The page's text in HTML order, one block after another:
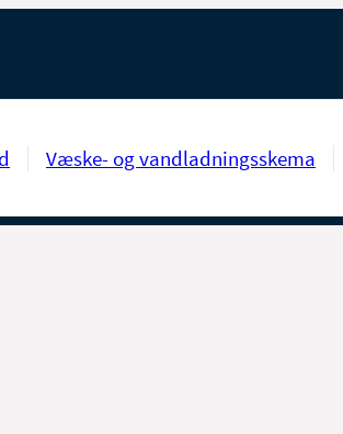
Væske- og vandladningsskema